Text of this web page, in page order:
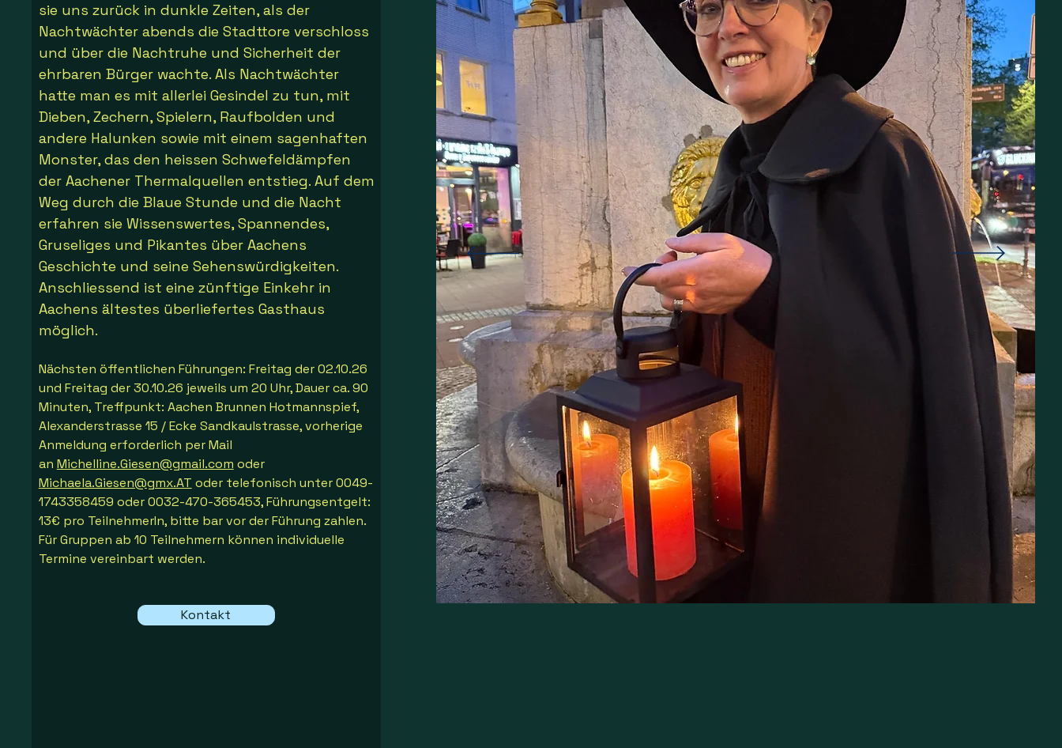
sie uns zurück in dunkle Zeiten, als der
Nachtwächter abends die Stadttore verschloss
und über die Nachtruhe und Sicherheit der
ehrbaren Bürger wachte. Als Nachtwächter
hatte man es mit allerlei Gesindel zu tun, mit
Dieben, Zechern, Spielern, Raufbolden und
andere Halunken sowie mit einem sagenhaften
Monster, das den heissen Schwefeldämpfen
der Aachener Thermalquellen entstieg. Auf dem
Weg durch die Blaue Stunde und die Nacht
erfahren sie Wissenswertes, Spannendes,
Gruseliges und Pikantes über Aachens
Geschichte und seine Sehenswürdigkeiten.
Anschliessend ist eine zünftige Einkehr in
Aachens ältestes überliefertes Gasthaus
möglich.
Nächsten öffentlichen Führungen: Freitag der 02.10.26
und Freitag der 30.10.26 jeweils um 20 Uhr, Dauer ca. 90
Minuten, Treffpunkt: Aachen Brunnen Hotmannspief,
Alexanderstrasse 15 / Ecke Sandkaulstrasse, vorherige
Anmeldung erforderlich per Mail
an Michelline.Giesen@gmail.com oder
Michaela.Giesen@gmx.AT oder telefonisch unter 0049-
1743358459 oder 0032-470-365453, Führungsentgelt:
13€ pro TeilnehmerIn, bitte bar vor der Führung zahlen.
Für Gruppen ab 10 Teilnehmern können individuelle
Termine vereinbart werden.
Kontakt